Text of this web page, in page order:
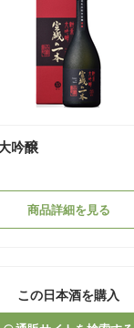
吟醸
商品詳細を見る
この日本酒を購入